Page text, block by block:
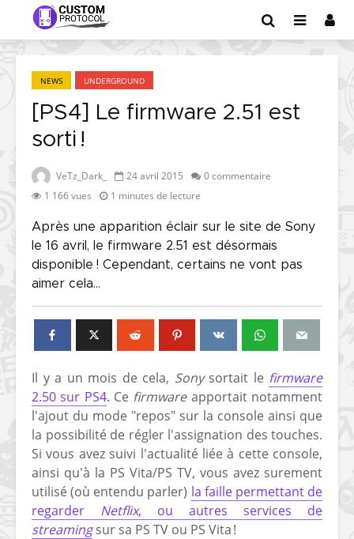
NEWS UNDERGROUND
[PS4] Le firmware 2.51 est
sorti !
VeTz_Dark_ 24 avril 2015
0 commentaire
1 166 vues
1 minutes de lecture
Après une apparition éclair sur le site de Sony
le 16 avril, le firmware 2.51 est désormais
disponible ! Cependant, certains ne vont pas
aimer cela...
Il y a un mois de cela, Sonysortait le firmware
2.50 sur PS4. Ce firmwareapportait notamment
l'ajout du mode "repos" sur la console ainsi que
la possibilité de régler l'assignation des touches.
Si vous avez suivi l'actualité liée à cette console,
ainsi qu'à la PS Vita/PS TV, vous avez surement
utilisé (où entendu parler) la faille permettant de
regarder Netflix, ou autres services de
streamingsur sa PS TV ou PS Vita !